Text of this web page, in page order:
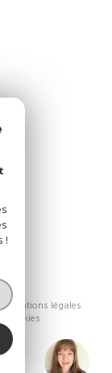
Mentions légales
Cookies
!